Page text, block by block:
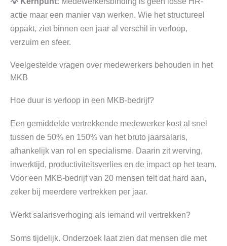
actie maar een manier van werken. Wie het structureel
oppakt, ziet binnen een jaar al verschil in verloop,
verzuim en sfeer.
Veelgestelde vragen over medewerkers behouden in het
MKB
Hoe duur is verloop in een MKB-bedrijf?
Een gemiddelde vertrekkende medewerker kost al snel
tussen de 50% en 150% van het bruto jaarsalaris,
afhankelijk van rol en specialisme. Daarin zit werving,
inwerktijd, productiviteitsverlies en de impact op het team.
Voor een MKB-bedrijf van 20 mensen telt dat hard aan,
zeker bij meerdere vertrekken per jaar.
Werkt salarisverhoging als iemand wil vertrekken?
Soms tijdelijk. Onderzoek laat zien dat mensen die met